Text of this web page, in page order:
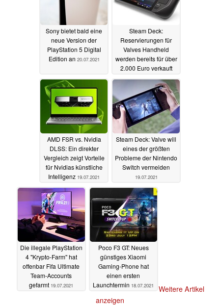
Sony bietet bald eine
neue Version der
PlayStation 5 Digital
Edition an 20.07.2021
Steam Deck:
Reservierungen für
Valves Handheld
werden bereits für über
2.000 Euro verkauft
20.07.2021
AMD FSR vs. Nvidia
DLSS: Ein direkter
Vergleich zeigt Vorteile
für Nvidias künstliche
Intelligenz 19.07.2021
Steam Deck: Valve will
eines der größten
Probleme der Nintendo
Switch vermeiden
19.07.2021
Die illegale PlayStation
4 "Krypto-Farm" hat
offenbar Fifa Ultimate
Team-Accounts
gefarmt 19.07.2021
Poco F3 GT: Neues
günstiges Xiaomi
Gaming-Phone hat
einen ersten
Launchtermin 18.07.2021
Weitere Artikel
anzeigen